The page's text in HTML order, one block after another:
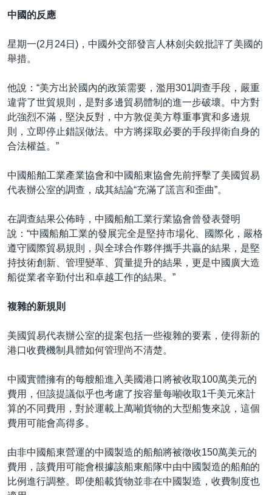
中國的反應
星期一(2月24日)，中國外交部發言人林劍尖銳批評了美國的
舉措。
他說：“美方出於國內的政策需要，濫用301調查手段，嚴重
違背了世貿規則，是對多邊貿易體制的進一步破壞。中方對
此強烈不滿，堅決反對，中方敦促美方尊重事實和多邊規
則，立即停止錯誤做法。中方將採取必要的手段捍衛自身的
合法權益。”
中國船舶工業產業協會和中國船東協會先前抨擊了美國貿易
代表辦公室的調查，成其結論“充滿了謊言和歪曲”。
在調查結果公佈時，中國船舶工業行業協會曾發表聲明
說：“中國船舶工業的發展完全是堅持市場化、國際化，嚴格
遵守國際貿易規則，與全球合作夥伴攜手共贏的結果，是堅
持技術創新、管理變革、質量提升的結果，更是中國廣大造
船從業者辛勤付出和卓越工作的結果。”
複雜的新規則
美國貿易代表辦公室的提案包括一些複雜的要素，使得新的
港口收費機制具體如何管理尚不清楚。
中國實體擁有的每艘船進入美國港口將被收取100萬美元的
費用，但該提議似乎也考慮了按容量每噸收取1千美元來計
算的不同費用，對於運載上萬噸貨物的大型船隻來說，這個
費用可能會高得多。
由非中國船東營運的中國製造的船舶將被徵收150萬美元的
費用，該費用可能會根據該船東船隊中由中國製造的船舶的
比例進行調整。即使船載貨物並非在中國製造，收費制度也